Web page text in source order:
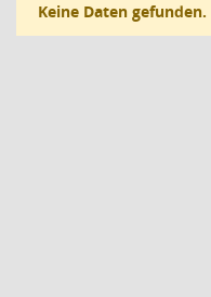
Keine Daten gefunden.